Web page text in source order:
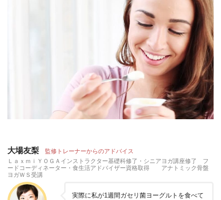
大場友梨 監修トレーナーからのアドバイス
ＬａｘｍｉＹＯＧＡインストラクター基礎科修了・シニアヨガ講座修了 フ
ードコーディネーター・食生活アドバイザー資格取得 アナトミック骨盤
ヨガＷＳ受講
実際に私が1週間ガセリ菌ヨーグルトを食べて